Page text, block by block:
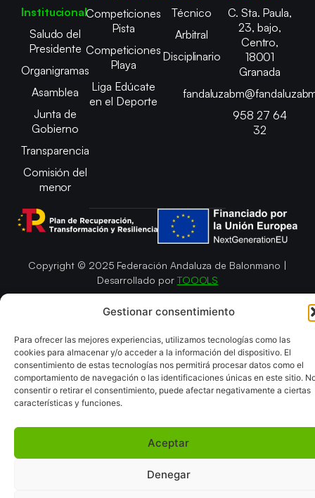
Gestionar consentimiento
Para ofrecer las mejores experiencias, utilizamos tecnologías como las
cookies para almacenar y/o acceder a la información del dispositivo. El
consentimiento de estas tecnologías nos permitirá procesar datos como el
comportamiento de navegación o las identificaciones únicas en este sitio.
consentir o retirar el consentimiento, puede afectar negativamente a ciertas
características y funciones.
Aceptar
Denegar
Institucional
Saludo del
Presidente
Organigramas
Asamblea
Junta de
Gobierno
Transparencia
Comisión del
menor
Competiciones
Pista
Competiciones
Playa
Liga Edúcate
en el Deporte
Técnico
Arbitral
Disciplinario
C. Sta. Paula,
23, bajo,
Centro,
18001
Granada
958 27 64
32
Copyright © 2025 Federación Andaluza de Balonmano |
Desarrollado por TOOOLS
Aviso LegalPolítica de Cookies
Política de ventas Mapa del Sitio